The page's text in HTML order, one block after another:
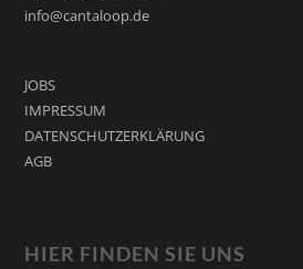
info@cantaloop.de
JOBS
IMPRESSUM
DATENSCHUTZERKLÄRUNG
AGB
HIER FINDEN SIE UNS